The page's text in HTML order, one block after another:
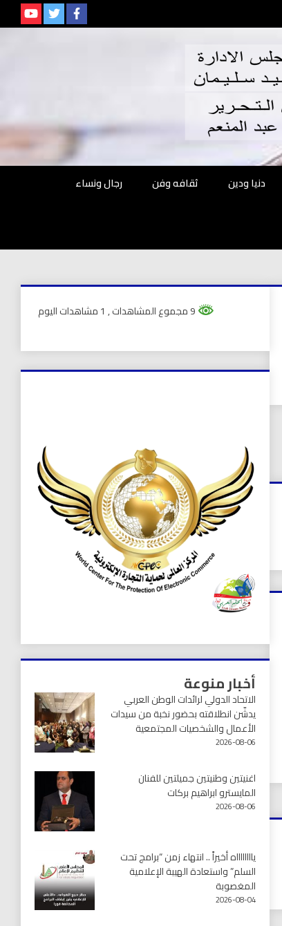
دنيا ودين ثقافه وفن
رجال ونساء
, 1 مشاهدات اليوم
أخبار منوعة
الاتحاد الدولي لرائدات الوطن العربي
يدشّن انطلاقته بحضور نخبة من سيدات
الأعمال والشخصيات المجتمعية
2026-08-06
اغنيتين وطنيتين جميلتين للفنان
المايسترو ابراهيم بركات
2026-08-06
يااااااااه أخيراً .. انتهاء زمن “برامج تحت
السلم” واستعادة الهيبة الإعلامية
المغصوبة
2026-08-04